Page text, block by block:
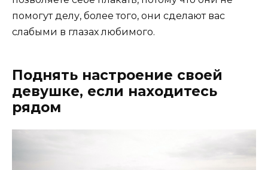
помогут делу, более того, они сделают вас
слабыми в глазах любимого.
Поднять настроение своей
девушке, если находитесь
рядом